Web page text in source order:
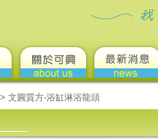
> 文圓質方-浴缸淋浴龍頭